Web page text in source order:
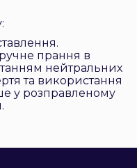
прання в
нейтральних
та використання
у розправленому